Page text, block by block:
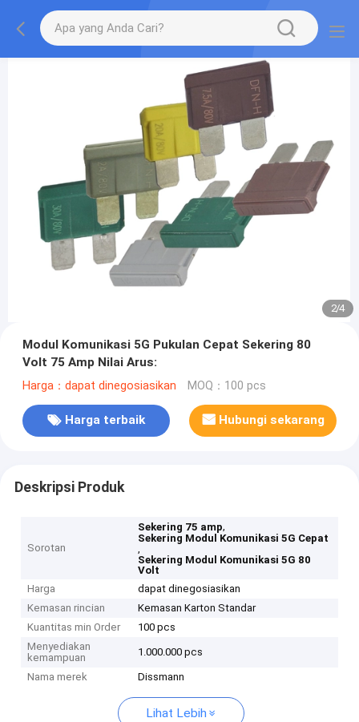
2/4
Modul Komunikasi 5G Pukulan Cepat Sekering 80
Volt 75 Amp Nilai Arus:
Harga：dapat dinegosiasikan MOQ：100 pcs
Harga terbaik Hubungi sekarang
Deskripsi Produk
Sorotan
Sekering 75 amp,
Sekering Modul Komunikasi 5G Cepat
,
Sekering Modul Komunikasi 5G 80
Volt
Harga
dapat dinegosiasikan
Kemasan rincian
Kemasan Karton Standar
Kuantitas min Order
100 pcs
Menyediakan
kemampuan
1.000.000 pcs
Nama merek Dissmann
Lihat Lebih